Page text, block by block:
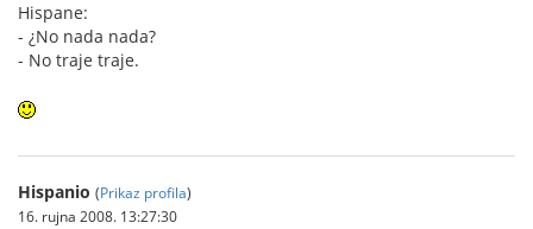
Hispane:
- ¿No nada nada?
- No traje traje.
Hispanio (Prikaz profila)
16. rujna 2008. 13:27:30